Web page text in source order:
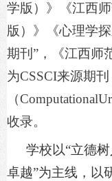
学版）》《江西
版）》《心理学
期刊”，《江西师
为CSSCI来源期
（
收录。
学校以“立德
卓越”为主线，以